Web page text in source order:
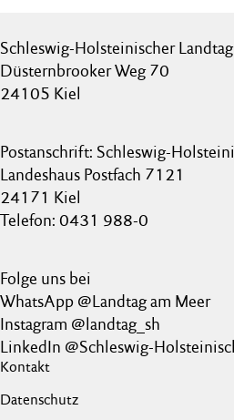
Schleswig-Holsteinischer Landtag
Düsternbrooker Weg 70
24105 Kiel
Postanschrift: Schleswig-
Landeshaus Postfach 7121
24171 Kiel
Telefon: 0431 988-0
Folge uns bei
WhatsApp @Landtag am Meer
Instagram @landtag_sh
LinkedIn @Schleswig-
Kontakt
Datenschutz